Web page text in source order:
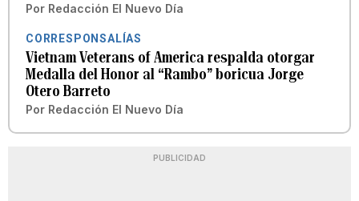
Por Redacción El Nuevo Día
CORRESPONSALÍAS
Vietnam Veterans of America respalda otorgar
Medalla del Honor al “Rambo” boricua Jorge
Otero Barreto
Por Redacción El Nuevo Día
PUBLICIDAD